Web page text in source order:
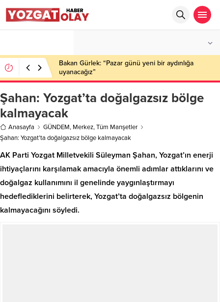
Bakan Gürlek: “Pazar günü yeni bir aydınlığa
uyanacağız”
Şahan: Yozgat’ta doğalgazsız bölge
kalmayacak
Anasayfa GÜNDEM, Merkez,Tüm Manşetler
Şahan: Yozgat’ta doğalgazsız bölge kalmayacak
AK Parti Yozgat Milletvekili Süleyman Şahan, Yozgat’ın enerji
ihtiyaçlarını karşılamak amacıyla önemli adımlar attıklarını ve
doğalgaz kullanımını il genelinde yaygınlaştırmayı
hedeflediklerini belirterek, Yozgat’ta doğalgazsız bölgenin
kalmayacağını söyledi.